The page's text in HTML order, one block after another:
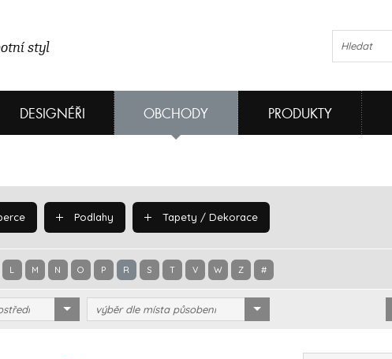
styl
DESIGNÉŘI OBCHODY PRODUKTY
Podlahy Tapety / Dekorace
L M N O P R S T V W Z #
výběr dle místa působení